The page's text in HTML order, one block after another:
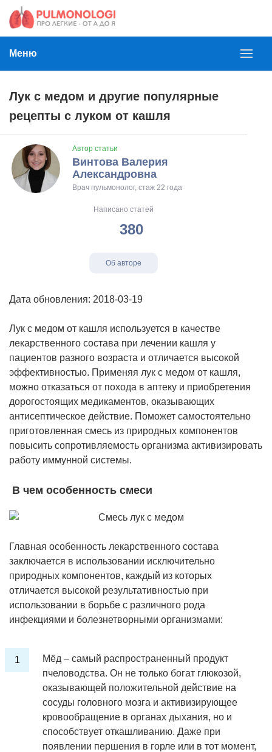
Меню
Лук с медом и другие популярные
рецепты с луком от кашля
Автор статьи
Винтова Валерия
Александровна
Врач пульмонолог, стаж 22 года
Написано статей
380
Об авторе
Дата обновления: 2018-03-19
Лук с медом от кашля используется в качестве
лекарственного состава при лечении кашля у
пациентов разного возраста и отличается высокой
эффективностью. Применяя лук с медом от кашля,
можно отказаться от похода в аптеку и приобретения
дорогостоящих медикаментов, оказывающих
антисептическое действие. Поможет самостоятельно
приготовленная смесь из природных компонентов
повысить сопротивляемость организма активизировать
работу иммунной системы.
В чем особенность смеси
Главная особенность лекарственного состава
заключается в использовании исключительно
природных компонентов, каждый из которых
отличается высокой результативностью при
использовании в борьбе с различного рода
инфекциями и болезнетворными организмами:
Мёд – самый распространенный продукт
пчеловодства. Он не только богат глюкозой,
оказывающей положительной действие на
сосуды головного мозга и активизирующее
кровообращение в органах дыхания, но и
способствует откашливанию. Даже при
появлении першения в горле или в тот момент,